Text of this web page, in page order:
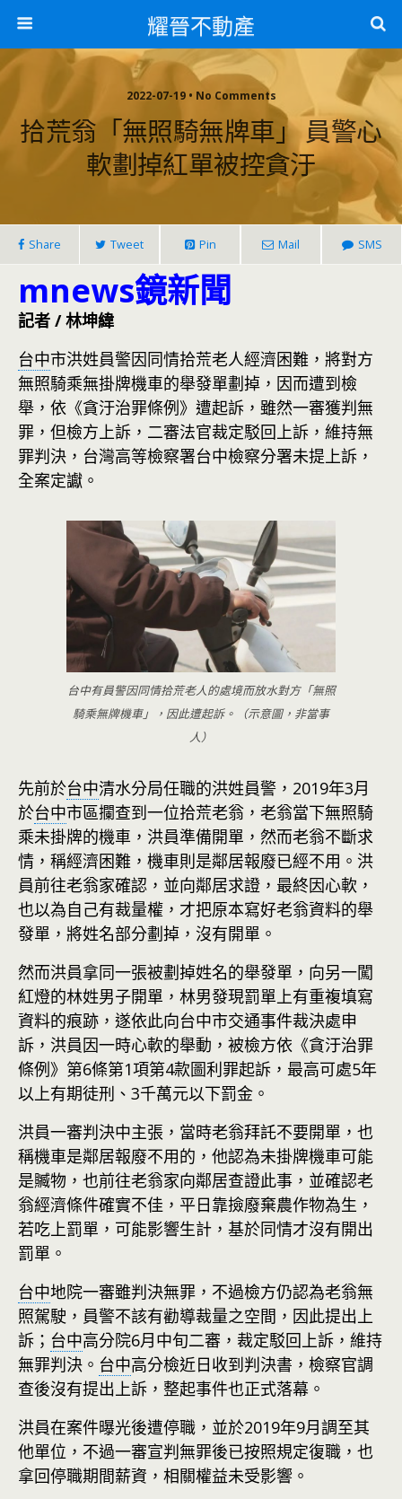
耀晉不動產
2022-07-19 • No Comments
拾荒翁「無照騎無牌車」 員警心
軟劃掉紅單被控貪汙
Share Tweet Pin Mail SMS
mnews鏡新聞
記者 / 林坤緯
台中市洪姓員警因同情拾荒老人經濟困難，將對方
無照騎乘無掛牌機車的舉發單劃掉，因而遭到檢
舉，依《貪汙治罪條例》遭起訴，雖然一審獲判無
罪，但檢方上訴，二審法官裁定駁回上訴，維持無
罪判決，台灣高等檢察署台中檢察分署未提上訴，
全案定讞。
台中有員警因同情拾荒老人的處境而放水對方「無照
騎乘無牌機車」，因此遭起訴。（示意圖，非當事
人）
先前於台中清水分局任職的洪姓員警，2019年3月
於台中市區攔查到一位拾荒老翁，老翁當下無照騎
乘未掛牌的機車，洪員準備開單，然而老翁不斷求
情，稱經濟困難，機車則是鄰居報廢已經不用。洪
員前往老翁家確認，並向鄰居求證，最終因心軟，
也以為自己有裁量權，才把原本寫好老翁資料的舉
發單，將姓名部分劃掉，沒有開單。
然而洪員拿同一張被劃掉姓名的舉發單，向另一闖
紅燈的林姓男子開單，林男發現罰單上有重複填寫
資料的痕跡，遂依此向台中市交通事件裁決處申
訴，洪員因一時心軟的舉動，被檢方依《貪汙治罪
條例》第6條第1項第4款圖利罪起訴，最高可處5年
以上有期徒刑、3千萬元以下罰金。
洪員一審判決中主張，當時老翁拜託不要開單，也
稱機車是鄰居報廢不用的，他認為未掛牌機車可能
是贓物，也前往老翁家向鄰居查證此事，並確認老
翁經濟條件確實不佳，平日靠撿廢棄農作物為生，
若吃上罰單，可能影響生計，基於同情才沒有開出
罰單。
台中地院一審雖判決無罪，不過檢方仍認為老翁無
照駕駛，員警不該有勸導裁量之空間，因此提出上
訴； 台中高分院6月中旬二審，裁定駁回上訴，維持
無罪判決。 台中高分檢近日收到判決書，檢察官調
查後沒有提出上訴，整起事件也正式落幕。
洪員在案件曝光後遭停職，並於2019年9月調至其
他單位，不過一審宣判無罪後已按照規定復職，也
拿回停職期間薪資，相關權益未受影響。